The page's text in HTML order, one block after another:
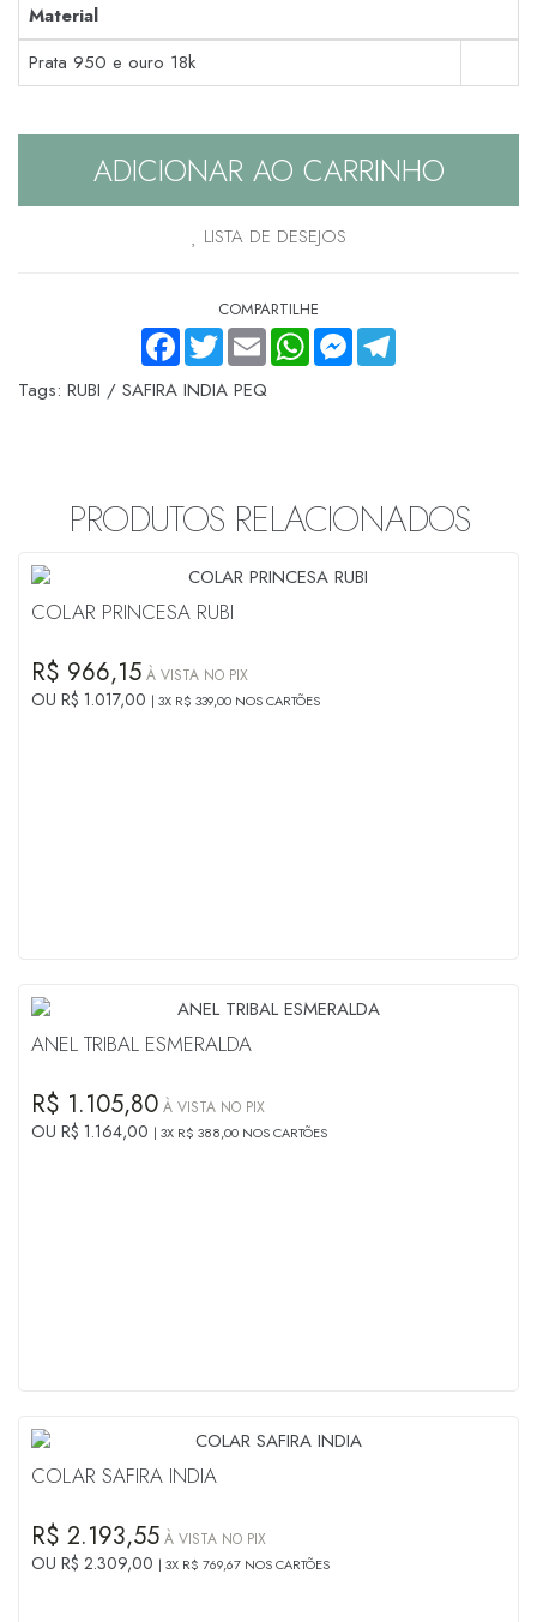
Material
Prata 950 e ouro 18k
ADICIONAR AO CARRINHO
LISTA DE DESEJOS
COMPARTILHE
FACEBOOKTWITTEREMAIL WHATSAPPMESSENGER
TELEGRAM
Tags: RUBI / SAFIRA INDIA PEQ
PRODUTOS RELACIONADOS
COLAR PRINCESA RUBI
R$ 966,15 À VISTA NO PIX
OU R$ 1.017,00 3X R$ 339,00 NOS CARTÕES
ANEL TRIBAL ESMERALDA
R$ 1.105,80 À VISTA NO PIX
OU R$ 1.164,00 3X R$ 388,00 NOS CARTÕES
COLAR SAFIRA INDIA
R$ 2.193,55 À VISTA NO PIX
OU R$ 2.309,00 3X R$ 769,67 NOS CARTÕES